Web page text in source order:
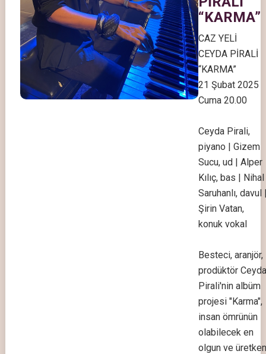
“KARMA”
CAZ YELİ
CEYDA PİRALİ
“KARMA”
21 Şubat 2025
Cuma 20.00
Ceyda Pirali,
piyano | Gizem
Sucu, ud | Alper
Kılıç, bas | Nihal
Saruhanlı, davul
Şirin Vatan,
konuk vokal
Besteci, aranjör,
prodüktör Ceyda
Pirali'nin albüm
projesi "Karma",
insan ömrünün
olabilecek en
olgun ve üretken